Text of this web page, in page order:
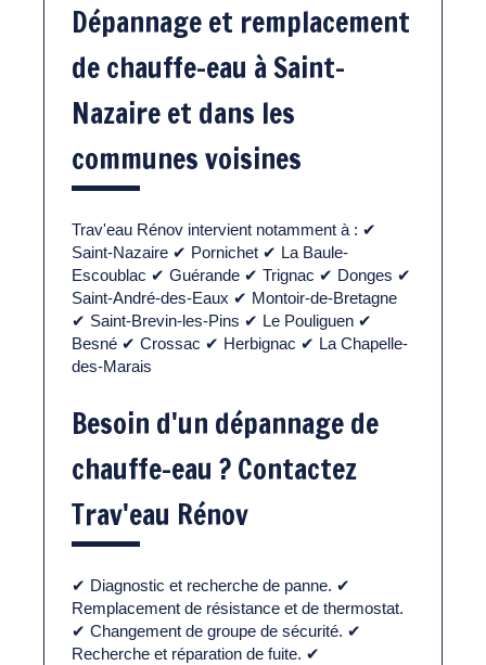
Dépannage et remplacement
de chauffe-eau à Saint-
Nazaire et dans les
communes voisines
Trav'eau Rénov intervient notamment à : ✔
Saint-Nazaire ✔ Pornichet ✔ La Baule-
Escoublac ✔ Guérande ✔ Trignac ✔ Donges ✔
Saint-André-des-Eaux ✔ Montoir-de-Bretagne
✔ Saint-Brevin-les-Pins ✔ Le Pouliguen ✔
Besné ✔ Crossac ✔ Herbignac ✔ La Chapelle-
des-Marais
Besoin d'un dépannage de
chauffe-eau ? Contactez
Trav'eau Rénov
✔ Diagnostic et recherche de panne. ✔
Remplacement de résistance et de thermostat.
✔ Changement de groupe de sécurité. ✔
Recherche et réparation de fuite. ✔